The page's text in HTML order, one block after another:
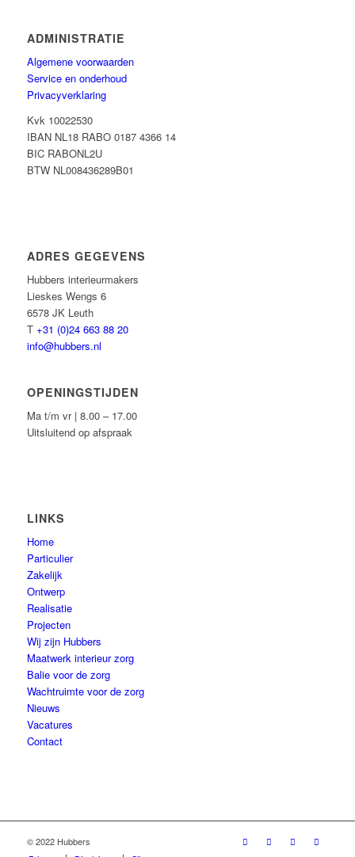
ADMINISTRATIE
Algemene voorwaarden
Service en onderhoud
Privacyverklaring
Kvk 10022530
IBAN NL18 RABO 0187 4366 14
BIC RABONL2U
BTW NL008436289B01
ADRES GEGEVENS
Hubbers interieurmakers
Lieskes Wengs 6
6578 JK Leuth
T +31 (0)24 663 88 20
info@hubbers.nl
OPENINGSTIJDEN
Ma t/m vr | 8.00 – 17.00
Uitsluitend op afspraak
LINKS
Home
Particulier
Zakelijk
Ontwerp
Realisatie
Projecten
Wij zijn Hubbers
Maatwerk interieur zorg
Balie voor de zorg
Wachtruimte voor de zorg
Nieuws
Vacatures
Contact
© 2022 Hubbers